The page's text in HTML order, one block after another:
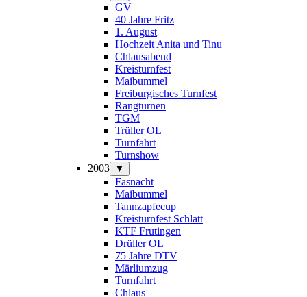
GV
40 Jahre Fritz
1. August
Hochzeit Anita und Tinu
Chlausabend
Kreisturnfest
Maibummel
Freiburgisches Turnfest
Rangturnen
TGM
Trüller OL
Turnfahrt
Turnshow
2003
▼
Fasnacht
Maibummel
Tannzapfecup
Kreisturnfest Schlatt
KTF Frutingen
Drüller OL
75 Jahre DTV
Märliumzug
Turnfahrt
Chlaus